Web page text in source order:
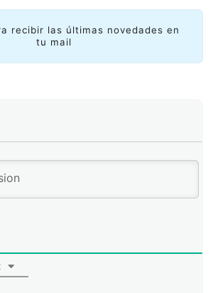
no se adoptó es porque los
rivalizan entre ellos y no
lo que hizo el otro es valioso”, dice
por no adoptar la dirección de
recibir las últimas novedades en
tu mail